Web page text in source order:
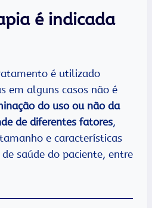
é indicada
é utilizado
em alguns casos não é
do uso ou não da
de diferentes fatores,
e características
saúde do paciente, entre